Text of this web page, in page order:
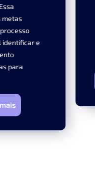
metas
identificar e
para